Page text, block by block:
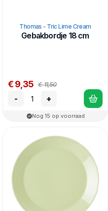
Thomas - Tric Lime Cream
Gebakbordje 18 cm
€ 9,35 € 11,50
- +
Nog 15 op voorraad